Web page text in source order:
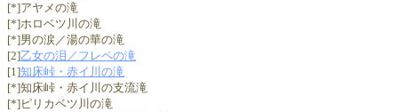
[*]アヤメの滝
[*]ホロベツ川の滝
[*]男の涙／湯の華の滝
[2]乙女の泪／フレペの滝
[1]知床峠・赤イ川の滝
[*]知床峠・赤イ川の支流滝
[*]ピリカベツ川の滝